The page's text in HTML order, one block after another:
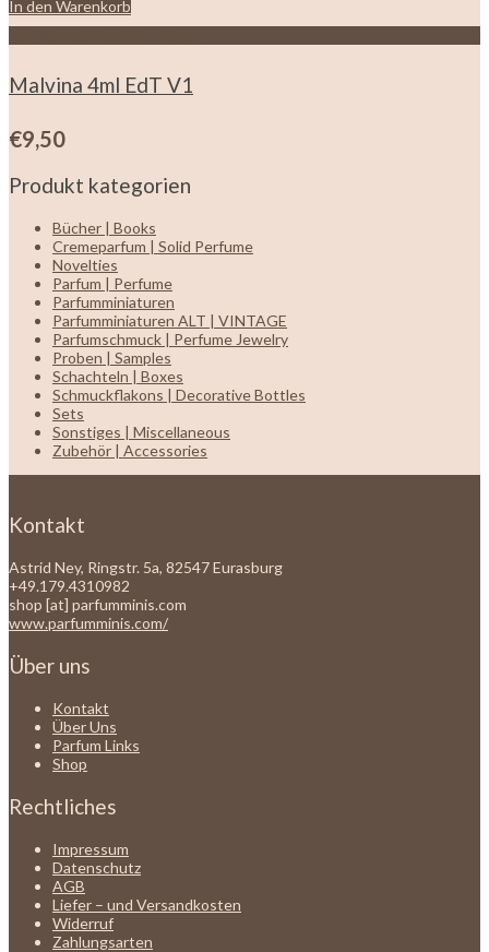
In den Warenkorb
Malvina 4ml EdT V1
€9,50
Produkt kategorien
Bücher | Books
Cremeparfum | Solid Perfume
Novelties
Parfum | Perfume
Parfumminiaturen
Parfumminiaturen ALT | VINTAGE
Parfumschmuck | Perfume Jewelry
Proben | Samples
Schachteln | Boxes
Schmuckflakons | Decorative Bottles
Sets
Sonstiges | Miscellaneous
Zubehör | Accessories
Kontakt
Astrid Ney, Ringstr. 5a, 82547 Eurasburg
+49.179.4310982
shop [at] parfumminis.com
www.parfumminis.com/
Über uns
Kontakt
Über Uns
Parfum Links
Shop
Rechtliches
Impressum
Datenschutz
AGB
Liefer – und Versandkosten
Widerruf
Zahlungsarten